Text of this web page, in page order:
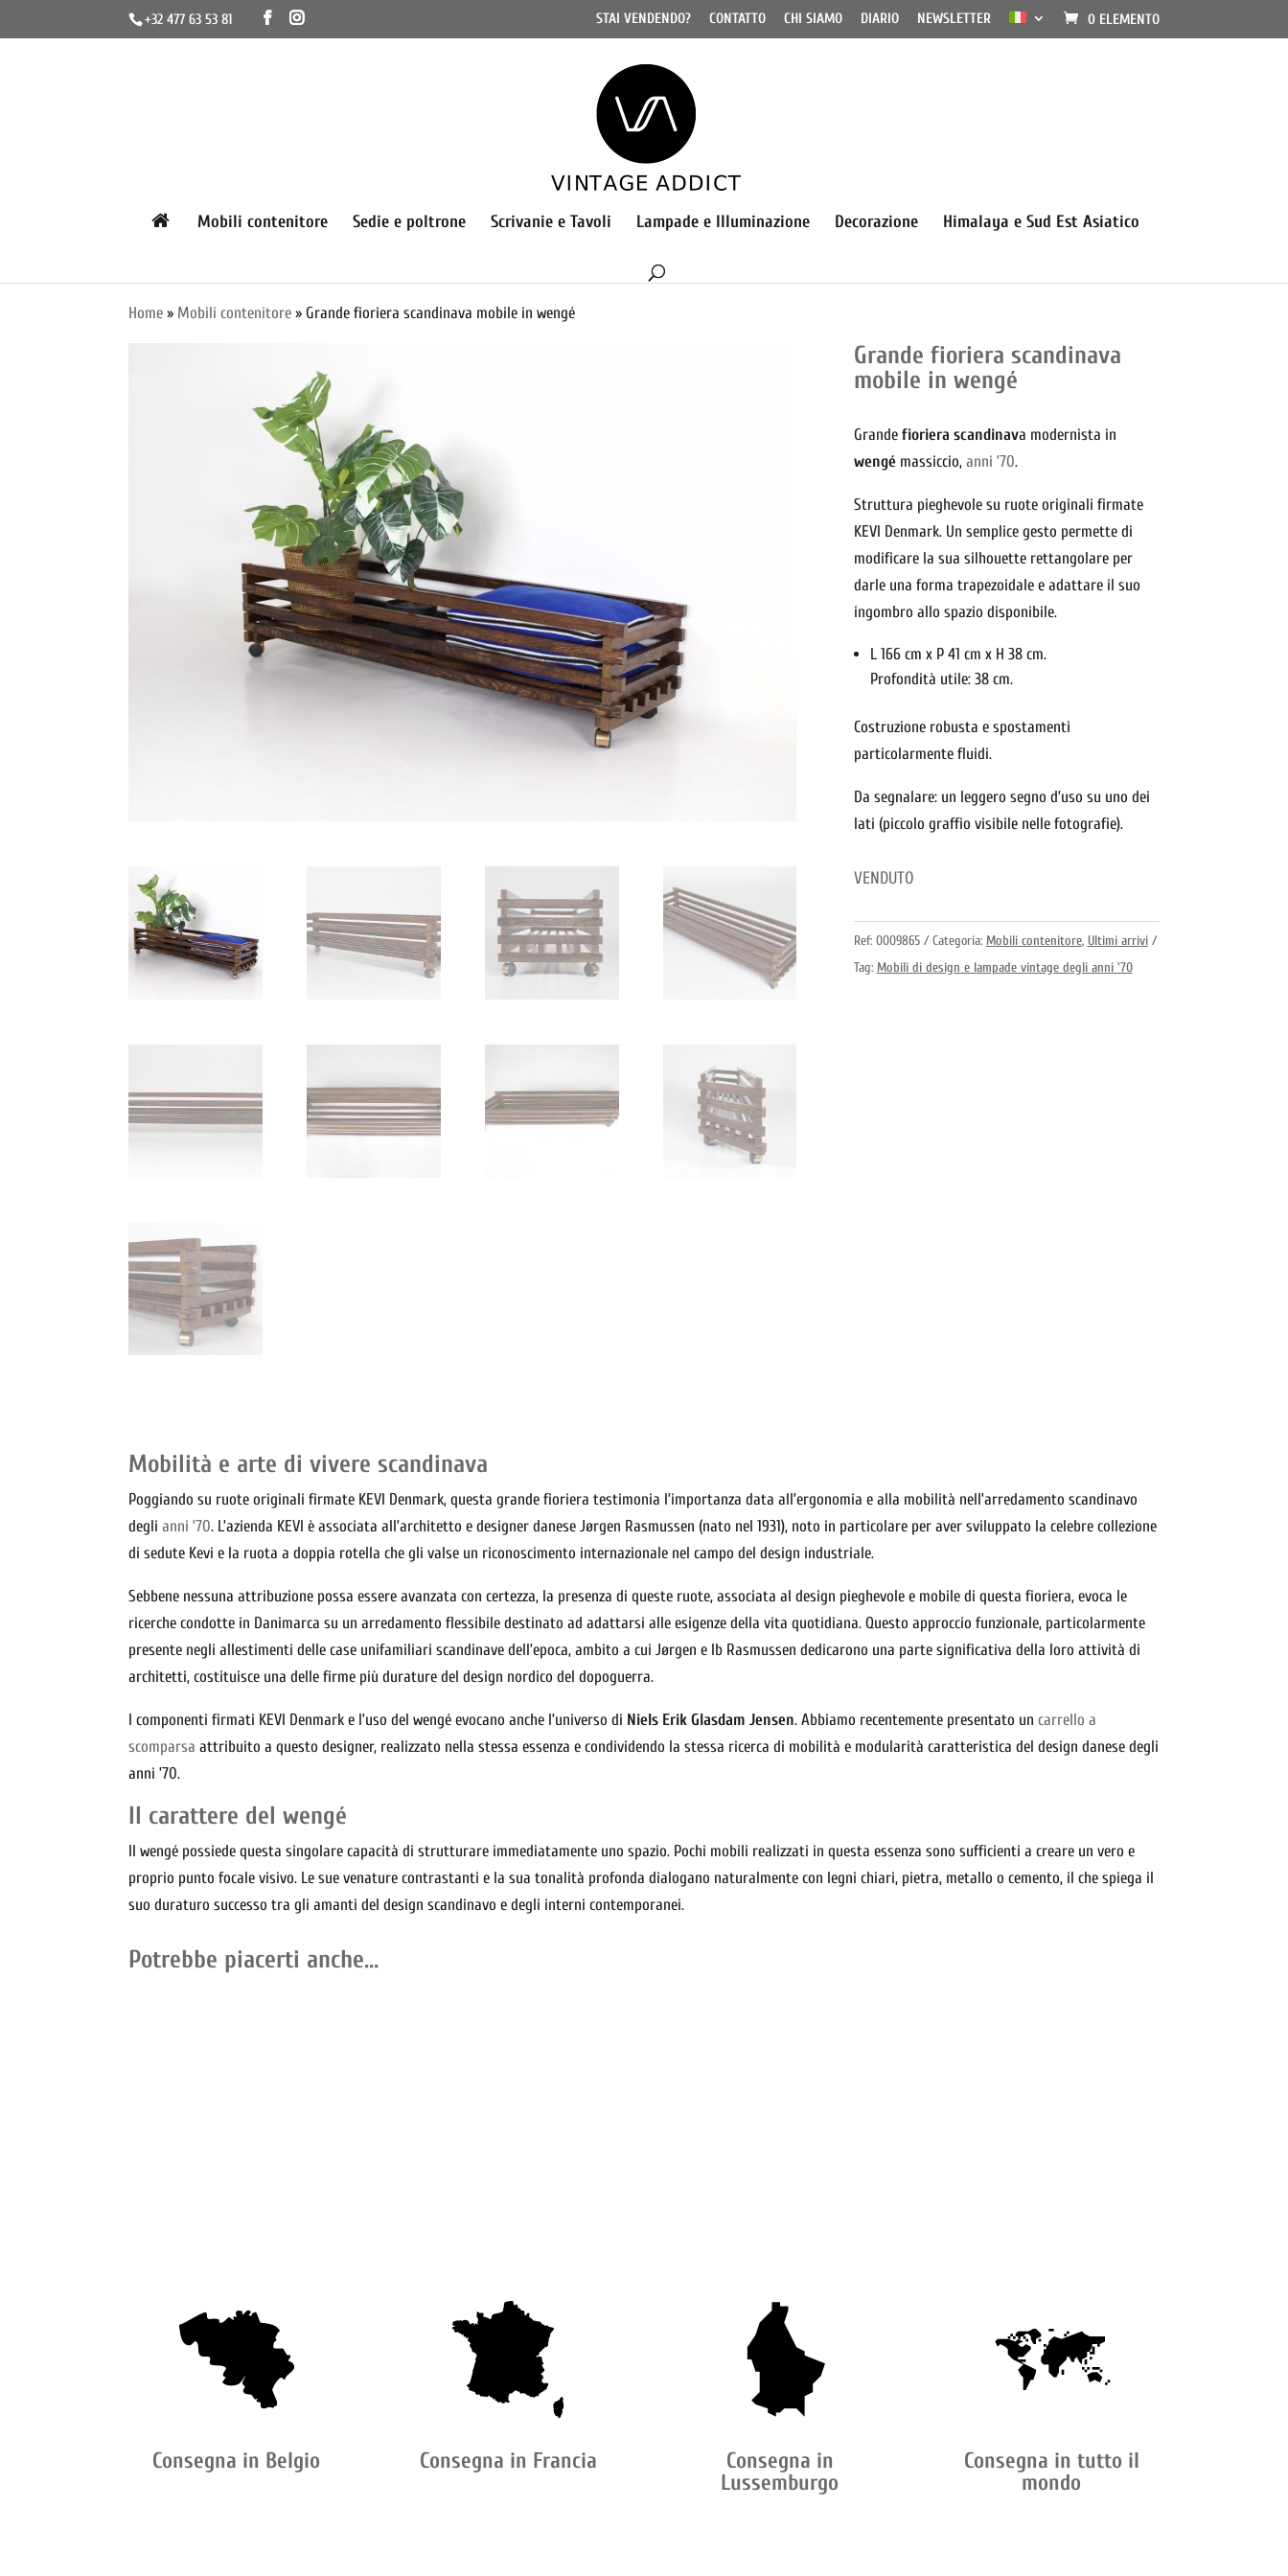
+32 477 63 53 81 STAI VENDENDO? CONTATTO CHI SIAMO DIARIO NEWSLETTER 0 ELEMENTO
Mobili contenitore Sedie e poltrone Scrivanie e Tavoli Lampade e Illuminazione Decorazione Himalaya e Sud Est Asiatico
Home » Mobili contenitore » Grande fioriera scandinava mobile in wengé
Grande fioriera scandinava
mobile in wengé
Grande fioriera scandinava modernista in
wengémassiccio, anni ’70.
Struttura pieghevole su ruote originali firmate
KEVI Denmark. Un semplice gesto permette di
modificare la sua silhouette rettangolare per
darle una forma trapezoidale e adattare il suo
ingombro allo spazio disponibile.
L 166 cm x P 41 cm x H 38 cm.
Profondità utile: 38 cm.
Costruzione robusta e spostamenti
particolarmente fluidi.
Da segnalare: un leggero segno d’uso su uno dei
lati (piccolo graffio visibile nelle fotografie).
VENDUTO
Ref: 0009865 Categoria: Mobili contenitore, Ultimi arrivi
Tag: Mobili di design e lampade vintage degli anni '70
Mobilità e arte di vivere scandinava
Poggiando su ruote originali firmate KEVI Denmark, questa grande fioriera testimonia l’importanza data all’ergonomia e alla mobilità nell’arredamento scandinavo
deglianni ’70. L’azienda KEVI è associata all’architetto e designer danese Jørgen Rasmussen (nato nel 1931), noto in particolare per aver sviluppato la celebre collezione
di sedute Kevi e la ruota a doppia rotella che gli valse un riconoscimento internazionale nel campo del design industriale.
Sebbene nessuna attribuzione possa essere avanzata con certezza, la presenza di queste ruote, associata al design pieghevole e mobile di questa fioriera, evoca le
ricerche condotte in Danimarca su un arredamento flessibile destinato ad adattarsi alle esigenze della vita quotidiana. Questo approccio funzionale, particolarmente
presente negli allestimenti delle case unifamiliari scandinave dell’epoca, ambito a cui Jørgen e Ib Rasmussen dedicarono una parte significativa della loro attività di
architetti, costituisce una delle firme più durature del design nordico del dopoguerra.
I componenti firmati KEVI Denmark e l’uso del wengé evocano anche l’universo di Niels Erik Glasdam Jensen. Abbiamo recentemente presentato uncarrello a
scomparsa attribuito a questo designer, realizzato nella stessa essenza e condividendo la stessa ricerca di mobilità e modularità caratteristica del design danese degli
anni ’70.
Il carattere del wengé
Il wengé possiede questa singolare capacità di strutturare immediatamente uno spazio. Pochi mobili realizzati in questa essenza sono sufficienti a creare un vero e
proprio punto focale visivo. Le sue venature contrastanti e la sua tonalità profonda dialogano naturalmente con legni chiari, pietra, metallo o cemento, il che spiega il
suo duraturo successo tra gli amanti del design scandinavo e degli interni contemporanei.
Potrebbe piacerti anche…
Consegna in Belgio Consegna in Francia
Consegna in
Lussemburgo
Consegna in tutto il
mondo